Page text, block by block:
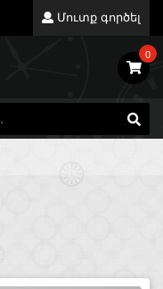
Մուտք գործել
0